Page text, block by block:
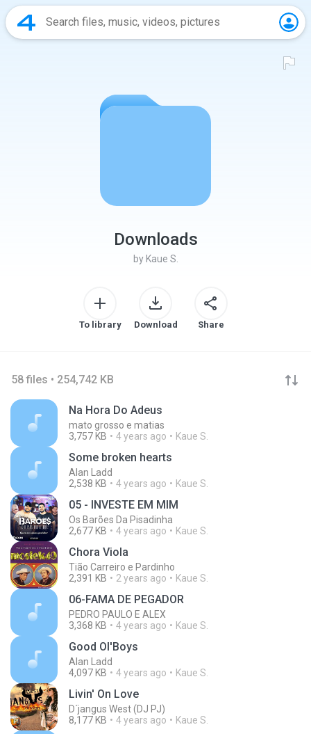
Downloads
by Kaue S.
To library Download Share
58 files • 254,742 KB
Na Hora Do Adeus
mato grosso e matias
3,757 KB
4 years ago Kaue S.
Some broken hearts
Alan Ladd
2,538 KB
4 years ago Kaue S.
05 - INVESTE EM MIM
Os Barões Da Pisadinha
2,677 KB
4 years ago Kaue S.
Chora Viola
Tião Carreiro e Pardinho
2,391 KB
2 years ago Kaue S.
06-FAMA DE PEGADOR
PEDRO PAULO E ALEX
3,368 KB
4 years ago Kaue S.
Good Ol'Boys
Alan Ladd
4,097 KB
4 years ago Kaue S.
Livin' On Love
D´jangus West (DJ PJ)
8,177 KB
4 years ago Kaue S.